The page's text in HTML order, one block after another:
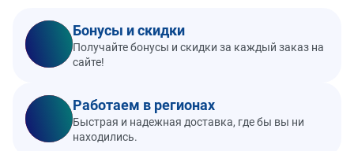
Бонусы и скидки
Получайте бонусы и скидки за каждый заказ на
сайте!
Работаем в регионах
Быстрая и надежная доставка, где бы вы ни
находились.